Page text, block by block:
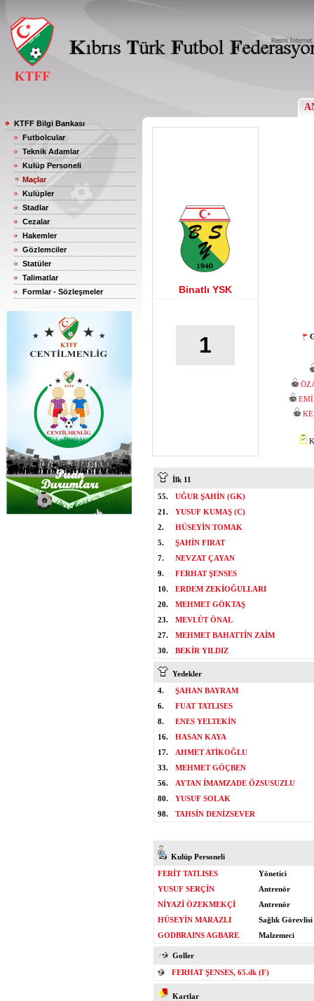
KTFF Bilgi Bankası
Futbolcular
Teknik Adamlar
Kulüp Personeli
Maçlar
Kulüpler
Stadlar
Cezalar
Hakemler
Gözlemciler
Statüler
Talimatlar
Formlar - Sözleşmeler
Binatlı YSK
1
İlk 11
55.
UĞUR ŞAHİN (GK)
21.
YUSUF KUMAŞ (C)
2.
HÜSEYİN TOMAK
5.
ŞAHİN FIRAT
7.
NEVZAT ÇAYAN
9.
FERHAT ŞENSES
10.
ERDEM ZEKİOĞULLARI
20.
MEHMET GÖKTAŞ
23.
MEVLÜT ÖNAL
27.
MEHMET BAHATTİN ZAİM
30.
BEKİR YILDIZ
Yedekler
4.
ŞAHAN BAYRAM
6.
FUAT TATLISES
8.
ENES YELTEKİN
16.
HASAN KAYA
17.
AHMET ATİKOĞLU
33.
MEHMET GÖÇBEN
56.
AYTAN İMAMZADE ÖZSUSUZLU
80.
YUSUF SOLAK
98.
TAHSİN DENİZSEVER
Kulüp Personeli
FERİT TATLISES
Yönetici
YUSUF SERÇİN
Antrenör
NİYAZİ ÖZEKMEKÇİ
Antrenör
HÜSEYİN MARAZLI
Sağlık Görevlisi
GODBRAINS AGBARE
Malzemeci
Goller
FERHAT ŞENSES, 65.dk (F)
Kartlar